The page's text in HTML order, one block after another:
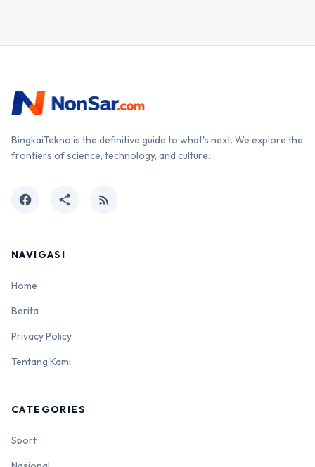
BingkaiTekno is the definitive guide to what's next. We explore the
frontiers of science, technology, and culture.
facebook share rss_feed
NAVIGASI
Home
Berita
Privacy Policy
Tentang Kami
CATEGORIES
Sport